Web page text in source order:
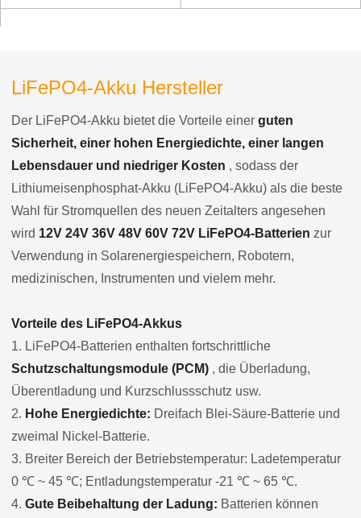
LiFePO4-Akku Hersteller
Der LiFePO4-Akku bietet die Vorteile einer guten
Sicherheit, einer hohen Energiedichte, einer langen
Lebensdauer und niedriger Kosten , sodass der
Lithiumeisenphosphat-Akku (LiFePO4-Akku) als die beste
Wahl für Stromquellen des neuen Zeitalters angesehen
wird 12V 24V 36V 48V 60V 72V LiFePO4-Batterien zur
Verwendung in Solarenergiespeichern, Robotern,
medizinischen, Instrumenten und vielem mehr.
Vorteile des LiFePO4-Akkus
1. LiFePO4-Batterien enthalten fortschrittliche
Schutzschaltungsmodule (PCM) , die Überladung,
Überentladung und Kurzschlussschutz usw.
2. Hohe Energiedichte: Dreifach Blei-Säure-Batterie und
zweimal Nickel-Batterie.
3. Breiter Bereich der Betriebstemperatur: Ladetemperatur
0 ℃ ~ 45 ℃; Entladungstemperatur -21 ℃ ~ 65 ℃.
4. Gute Beibehaltung der Ladung: Batterien können